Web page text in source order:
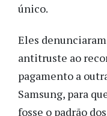
único.
Eles
antitruste ao
pagamento a
Samsung, para
fosse o padrão